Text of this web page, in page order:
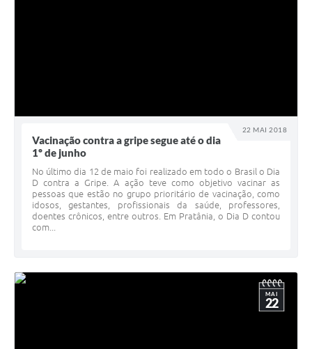
22 MAI 2018
Vacinação contra a gripe segue até o dia
1º de junho
No último dia 12 de maio foi realizado em todo o Brasil o Dia
D contra a Gripe. A ação teve como objetivo vacinar as
pessoas que estão no grupo prioritário de vacinação, como
idosos, gestantes, profissionais da saúde, professores,
doentes crônicos, entre outros. Em Pratânia, o Dia D contou
com...
MAI
22